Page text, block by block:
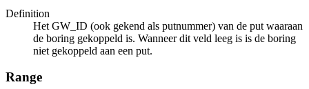
Definition
Het GW_ID (ook gekend als putnummer) van de put waaraan
de boring gekoppeld is. Wanneer dit veld leeg is is de boring
niet gekoppeld aan een put.
Range